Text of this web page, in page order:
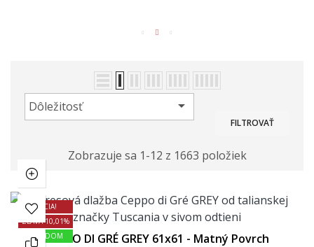
Dôležitosť 
FILTROVAŤ
Zobrazuje sa 1-12 z 1663 položiek
AKCIA!
ZĽAVA 10,01%
SKLADOMCEPPO DI GRÉ GREY 61x61 - Matný Povrch